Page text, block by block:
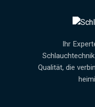
Ihr
Qualität, die